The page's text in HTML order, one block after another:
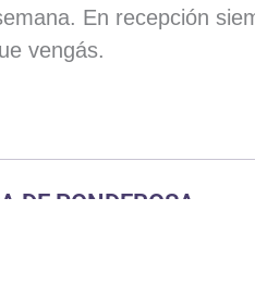
En recepción
vengás.
DE PONDEROSA